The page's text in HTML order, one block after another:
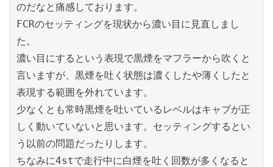
のだなと痛感しております。
FCRのセッティングを現状から濃い目に見直しまし
た。
濃い目にするという表現で黒煙をマフラーから吹くと
言いますが、黒煙を吐く状態は濃くしたや薄くしたと
表現する範囲を外れています。
少なくとも常時黒煙を吐いているレベルはキャブが正
しく動いていないと思います。セッティングするとい
う以前の問題だったりします。
ちなみに4stで走行中に白煙を吐く回数が多くなると